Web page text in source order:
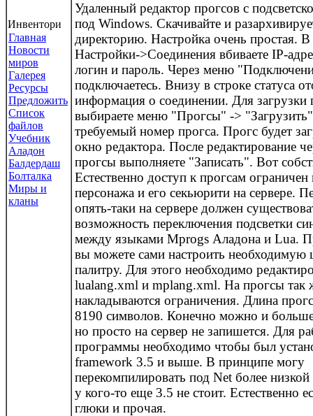
Инвентори
Главная
Новости
миров
Галерея
Ресурсы
Предложить
Список
файлов
Учебник
Аладон
Балдердаш
Болталка
Миры и
кланы
Удаленный редактор прогсов с
под Windows. Скачивайте и
директорию. Настройка очень простая.
Настройки->Соединения вбиваете IP-
логин и пароль. Через меню
подключаетесь. Внизу в строке статуса
информация о соединении. Для загрузки
выбираете меню "Прогсы" ->
требуемый номер прогса. Прогс будет
окно редактора. После редактирование
прогсы выполняете "Записать". Вот
Естественно доступ к прогсам
персонажа и его секьюрити на сервере.
опять-таки на сервере должен
возможность переключения подсветки
между языками Mprogs Аладона и Lua.
вы можете сами настроить необходимую
палитру. Для этого необходимо
lualang.xml и mplang.xml. На прогсы так
накладываются ограничения. Длина
8190 символов. Конечно можно и больше
но просто на сервер не запишется. Для
программы необходимо чтобы был
framework 3.5 и выше. В принципе могу
перекомпилировать под Net более низкой
у кого-то еще 3.5 не стоит. Естественно
глюки и прочая.